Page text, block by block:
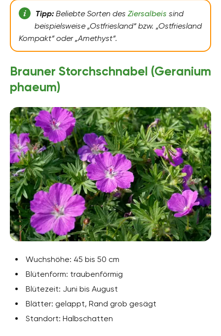
Tipp: Beliebte Sorten des Ziersalbeis sind
beispielsweise „Ostfriesland“ bzw. „Ostfriesland
Kompakt“ oder „Amethyst“.
Brauner Storchschnabel (Geranium
phaeum)
Wuchshöhe: 45 bis 50 cm
Blütenform: traubenförmig
Blütezeit: Juni bis August
Blätter: gelappt, Rand grob gesägt
Standort: Halbschatten